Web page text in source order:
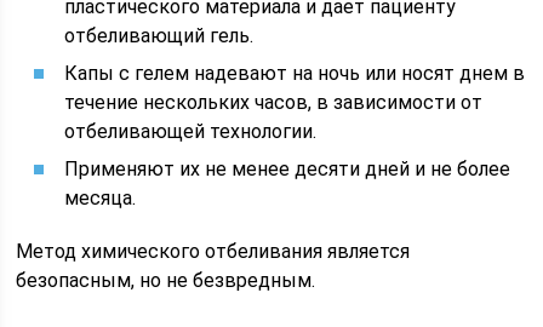
пластического материала и дает пациенту
отбеливающий гель.
Капы с гелем надевают на ночь или носят днем в
течение нескольких часов, в зависимости от
отбеливающей технологии.
Применяют их не менее десяти дней и не более
месяца.
Метод химического отбеливания является
безопасным, но не безвредным.